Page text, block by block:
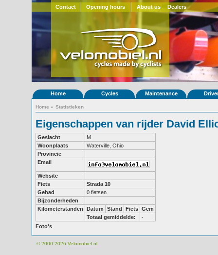
Contact Opening hours About us Dealers
Home Cycles Maintenance
Home » Statistieken
Eigenschappen van rijder David
Geslacht
M
Woonplaats
Waterville, Ohio
Provincie
Email
Website
Fiets
Strada 10
Gehad
0 fietsen
Bijzonderheden
Kilometerstanden
Datum Stand Fiets Gem
Totaal gemiddelde:
-
Foto's
© 2000-2026 Velomobiel.nl